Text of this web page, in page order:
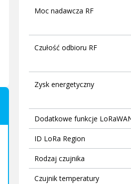
Moc nadawcza RF
Czułość odbioru RF
Zysk energetyczny
Dodatkowe funkcje
ID LoRa Region
Rodzaj czujnika
Czujnik temperatury